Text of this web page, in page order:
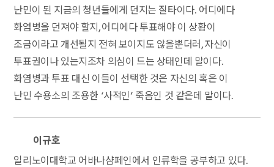
난민이 된 지금의 청년들에게 던지는 질타이다. 어디에다
화염병을 던져야 할지, 어디에다 투표해야 이 상황이
조금이라고 개선될지 전혀 보이지도 않을뿐더러, 자신이
투표권이나 있는지조차 의심이 드는 상태인데 말이다.
화염병과 투표 대신 이들이 선택한 것은 자신의 혹은 이
난민 수용소의 조용한 ‘사적인’ 죽음인 것 같은데 말이다.
이규호
일리노이대학교 어바나샴페인에서 인류학을 공부하고 있다.